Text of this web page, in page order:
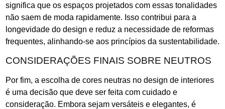
significa que os espaços projetados com essas tonalidades
não saem de moda rapidamente. Isso contribui para a
longevidade do design e reduz a necessidade de reformas
frequentes, alinhando-se aos princípios da sustentabilidade.
CONSIDERAÇÕES FINAIS SOBRE NEUTROS
Por fim, a escolha de cores neutras no design de interiores
é uma decisão que deve ser feita com cuidado e
consideração. Embora sejam versáteis e elegantes, é